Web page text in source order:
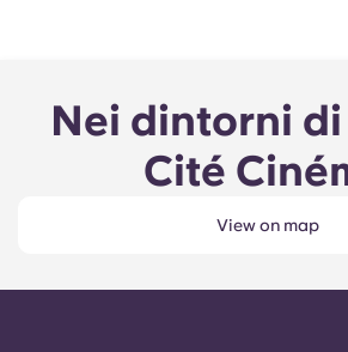
Nei dintorni
Cité
View on map